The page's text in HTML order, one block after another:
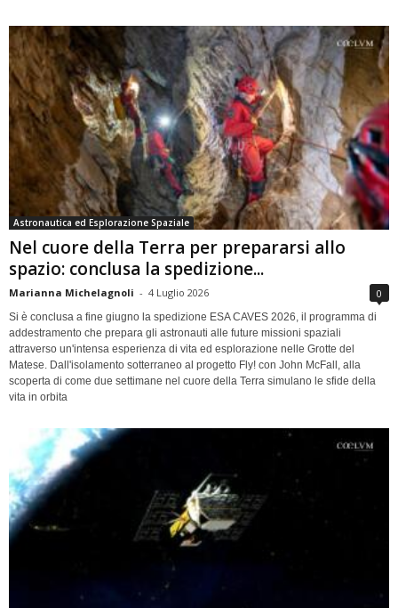
Astronautica ed Esplorazione Spaziale
Nel cuore della Terra per prepararsi allo
spazio: conclusa la spedizione...
Marianna Michelagnoli - 4 Luglio 2026 0
Si è conclusa a fine giugno la spedizione ESA CAVES 2026, il programma di
addestramento che prepara gli astronauti alle future missioni spaziali
attraverso un'intensa esperienza di vita ed esplorazione nelle Grotte del
Matese. Dall'isolamento sotterraneo al progetto Fly! con John McFall, alla
scoperta di come due settimane nel cuore della Terra simulano le sfide della
vita in orbita